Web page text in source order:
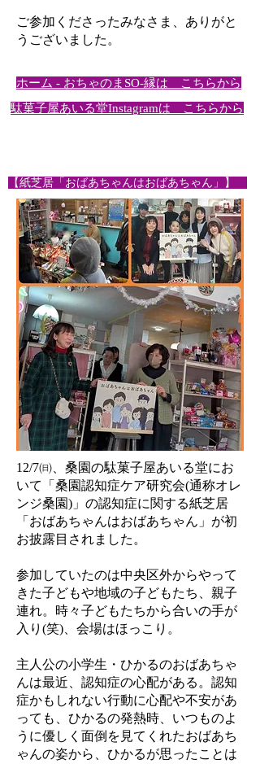
ご参加くださったみなさま、ありがと
うございました。
ホーム - おちゃのまSO-縁​は ​ こちらから
駄菓子屋あいる堂Instagramは こちらから
【紙芝居「おばあちゃんはおばあちゃん」】
12/7㈰、桑園の駄菓子屋あいる堂にお
いて「桑園認知症ケア研究会(通称オレ
ンジ桑園)」の認知症に関する紙芝居
「おばあちゃんはおばあちゃん」が初
お披露目されました。
参加していたのは中央区外からやって
きた子どもや地域の子どもたち、親子
連れ。時々子どもたちから合いの手が
入り(笑)、会場はほっこり。
主人公の小学生・ひかるのおばあちゃ
んは最近、認知症の心配がある。認知
症かもしれない行動に心配や不安があ
っても、ひかるの発熱時、いつものよ
うに優しく面倒を見てくれたおばあち
ゃんの姿から、ひかるが思ったことは